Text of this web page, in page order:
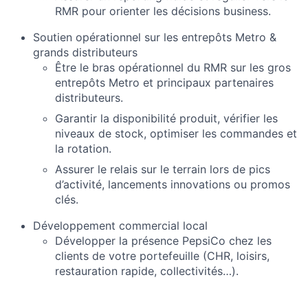
RMR pour orienter les décisions business.
Soutien opérationnel sur les entrepôts Metro &
grands distributeurs
Être le bras opérationnel du RMR sur les gros
entrepôts Metro et principaux partenaires
distributeurs.
Garantir la disponibilité produit, vérifier les
niveaux de stock, optimiser les commandes et
la rotation.
Assurer le relais sur le terrain lors de pics
d’activité, lancements innovations ou promos
clés.
Développement commercial local
Développer la présence PepsiCo chez les
clients de votre portefeuille (CHR, loisirs,
restauration rapide, collectivités…).